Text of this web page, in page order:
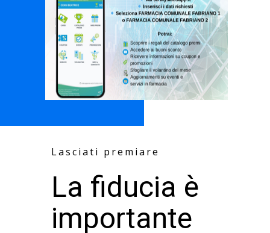
Lasciati premiare
La fiducia è
importante